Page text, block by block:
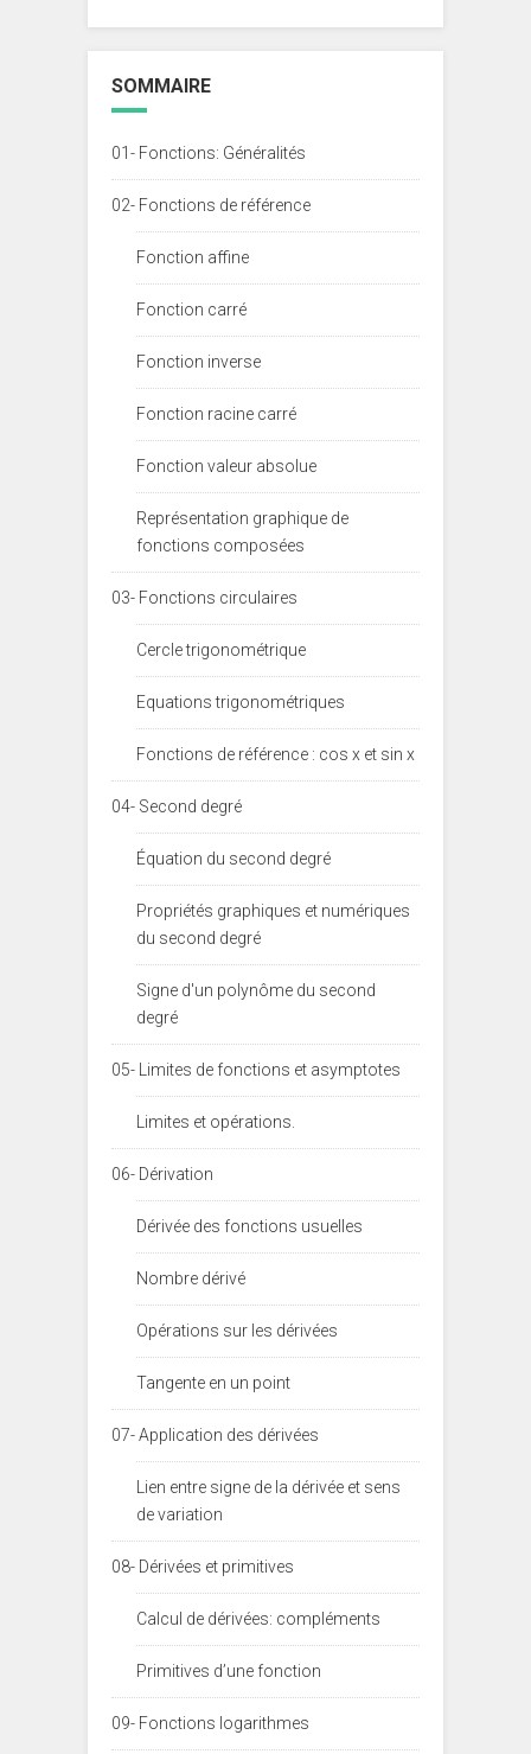
SOMMAIRE
01- Fonctions: Généralités
02- Fonctions de référence
Fonction affine
Fonction carré
Fonction inverse
Fonction racine carré
Fonction valeur absolue
Représentation graphique de
fonctions composées
03- Fonctions circulaires
Cercle trigonométrique
Equations trigonométriques
Fonctions de référence : cos x et sin x
04- Second degré
Équation du second degré
Propriétés graphiques et numériques
du second degré
Signe d'un polynôme du second
degré
05- Limites de fonctions et asymptotes
Limites et opérations.
06- Dérivation
Dérivée des fonctions usuelles
Nombre dérivé
Opérations sur les dérivées
Tangente en un point
07- Application des dérivées
Lien entre signe de la dérivée et sens
de variation
08- Dérivées et primitives
Calcul de dérivées: compléments
Primitives d’une fonction
09- Fonctions logarithmes